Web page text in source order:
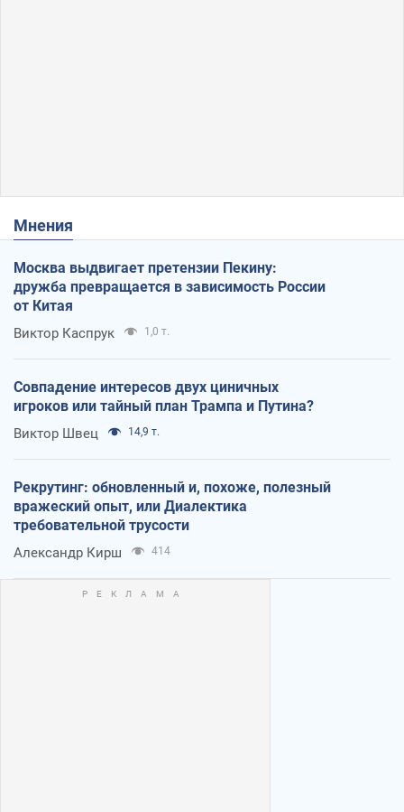
Мнения
Москва выдвигает претензии Пекину:
дружба превращается в зависимость России
от Китая
Виктор Каспрук 1,0 т.
Совпадение интересов двух циничных
игроков или тайный план Трампа и Путина?
Виктор Швец 14,9 т.
Рекрутинг: обновленный и, похоже, полезный
вражеский опыт, или Диалектика
требовательной трусости
Александр Кирш 414